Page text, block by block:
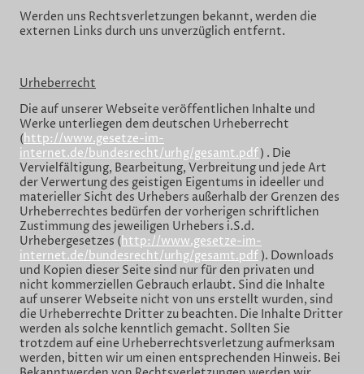
Werden uns Rechtsverletzungen bekannt, werden die
externen Links durch uns unverzüglich entfernt.
Urheberrecht
Die auf unserer Webseite veröffentlichen Inhalte und
Werke unterliegen dem deutschen Urheberrecht
(http://www.gesetze-im-
internet.de/bundesrecht/urhg/gesamt.pdf) . Die
Vervielfältigung, Bearbeitung, Verbreitung und jede Art
der Verwertung des geistigen Eigentums in ideeller und
materieller Sicht des Urhebers außerhalb der Grenzen des
Urheberrechtes bedürfen der vorherigen schriftlichen
Zustimmung des jeweiligen Urhebers i.S.d.
Urhebergesetzes (http://www.gesetze-im-
internet.de/bundesrecht/urhg/gesamt.pdf ). Downloads
und Kopien dieser Seite sind nur für den privaten und
nicht kommerziellen Gebrauch erlaubt. Sind die Inhalte
auf unserer Webseite nicht von uns erstellt wurden, sind
die Urheberrechte Dritter zu beachten. Die Inhalte Dritter
werden als solche kenntlich gemacht. Sollten Sie
trotzdem auf eine Urheberrechtsverletzung aufmerksam
werden, bitten wir um einen entsprechenden Hinweis. Bei